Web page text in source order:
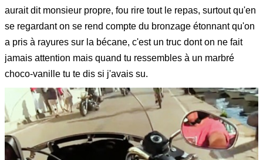
aurait dit monsieur propre, fou rire tout le repas, surtout qu'en
se regardant on se rend compte du bronzage étonnant qu'on
a pris à rayures sur la bécane, c'est un truc dont on ne fait
jamais attention mais quand tu ressembles à un marbré
choco-vanille tu te dis si j'avais su.